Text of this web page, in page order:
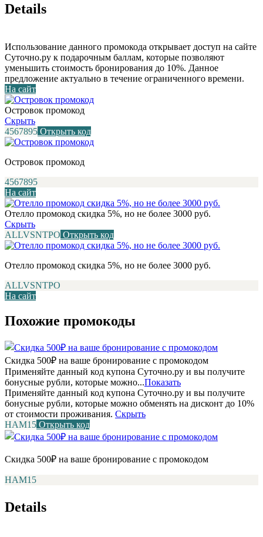
Details
Использование данного промокода открывает доступ на сайте
Суточно.ру к подарочным баллам, которые позволяют
уменьшить стоимость бронирования до 10%. Данное
предложение актуально в течение ограниченного времени.
На сайт
Островок промокод
Скрыть
4567895 Открыть код
Островок промокод
4567895
На сайт
Отелло промокод скидка 5%, но не более 3000 руб.
Скрыть
ALLVSNTPO Открыть код
Отелло промокод скидка 5%, но не более 3000 руб.
ALLVSNTPO
На сайт
Похожие промокоды
Скидка 500₽ на ваше бронирование с промокодом
Применяйте данный код купона Суточно.ру и вы получите
бонусные рубли, которые можно...Показать
Применяйте данный код купона Суточно.ру и вы получите
бонусные рубли, которые можно обменять на дисконт до 10%
от стоимости проживания. Скрыть
НАМ15 Открыть код
Скидка 500₽ на ваше бронирование с промокодом
НАМ15
Details